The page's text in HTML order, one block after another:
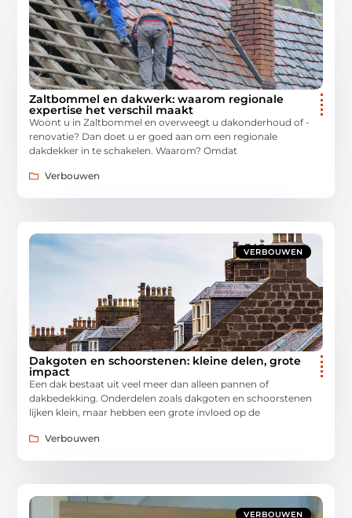
Zaltbommel en dakwerk: waarom regionale
expertise het verschil maakt
Woont u in Zaltbommel en overweegt u dakonderhoud of -
renovatie? Dan doet u er goed aan om een regionale
dakdekker in te schakelen. Waarom? Omdat
Verbouwen
VERBOUWEN
Dakgoten en schoorstenen: kleine delen, grote
impact
Een dak bestaat uit veel meer dan alleen pannen of
dakbedekking. Onderdelen zoals dakgoten en schoorstenen
lijken klein, maar hebben een grote invloed op de
Verbouwen
VERBOUWEN